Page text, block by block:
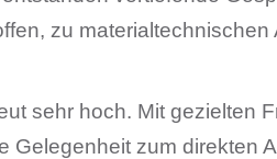
zu materialtechnischen
sehr hoch. Mit gezielten
Gelegenheit zum direkten